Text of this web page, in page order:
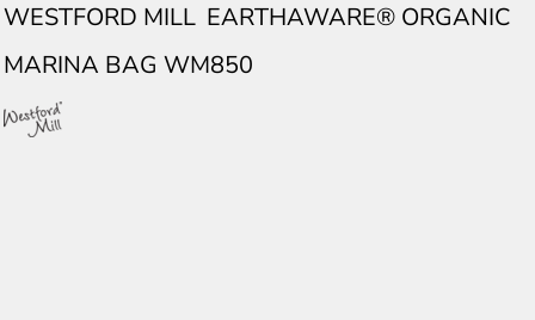
WESTFORD MILL EARTHAWARE® ORGANIC
MARINA BAG WM850